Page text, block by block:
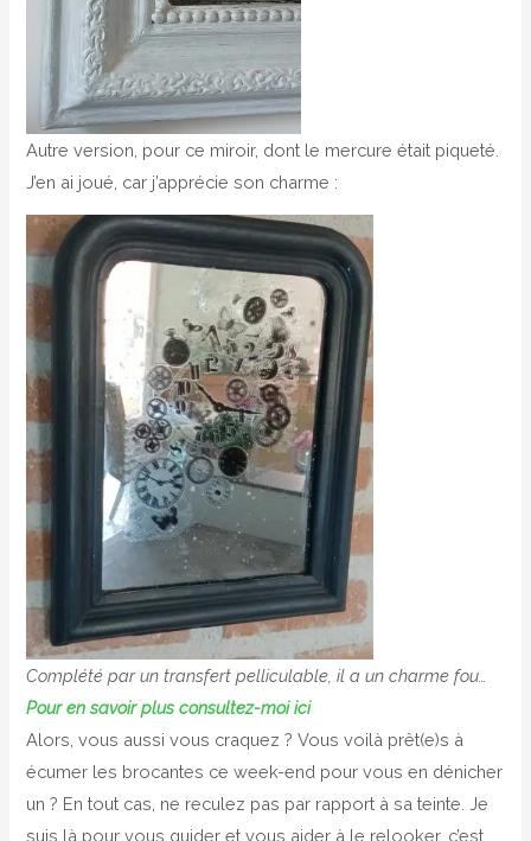
Autre version, pour ce miroir, dont le mercure était piqueté.
J’en ai joué, car j’apprécie son charme :
Complété par un transfert pelliculable, il a un charme fou…
Pour en savoir plus consultez-moi ici
Alors, vous aussi vous craquez ? Vous voilà prêt(e)s à
écumer les brocantes ce week-end pour vous en dénicher
un ? En tout cas, ne reculez pas par rapport à sa teinte. Je
suis là pour vous guider et vous aider à le relooker, c’est